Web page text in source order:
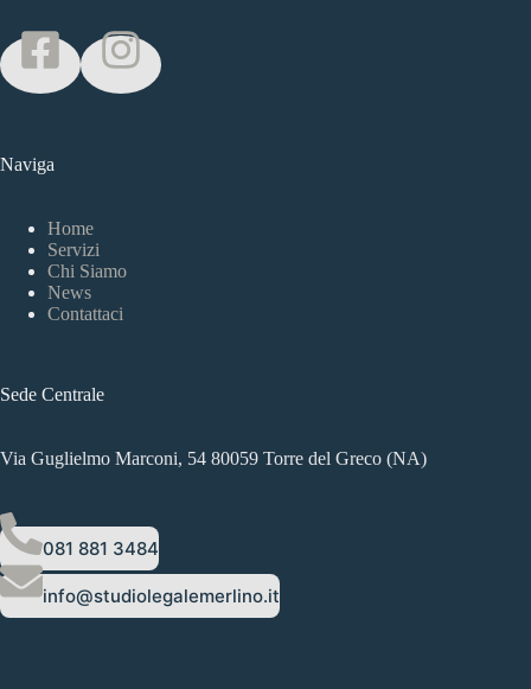
Naviga
Home
Servizi
Chi Siamo
News
Contattaci
Sede Centrale
Via Guglielmo Marconi, 54 80059 Torre del Greco (NA)
081 881 3484
info@studiolegalemerlino.it